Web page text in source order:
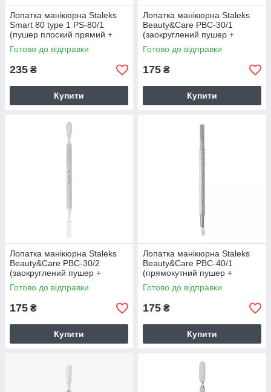
Лопатка манікюрна Staleks
Smart 80 type 1 PS-80/1
(пушер плоский прямий +
кільце)
Готово до відправки
235 ₴
Купити
Лопатка манікюрна Staleks
Beauty&Care PBC-30/1
(заокруглений пушер +
топірець)
Готово до відправки
175 ₴
Купити
Лопатка манікюрна Staleks
Beauty&Care PBC-30/2
(заокруглений пушер +
прямий пушер)
Готово до відправки
175 ₴
Купити
Лопатка манікюрна Staleks
Beauty&Care PBC-40/1
(прямокутний пушер +
лопать)
Готово до відправки
175 ₴
Купити